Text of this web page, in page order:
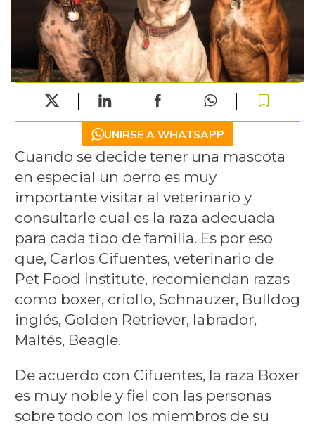
UNIRSE A WHATSAPP
Cuando se decide tener una mascota
en especial un perro es muy
importante visitar al veterinario y
consultarle cual es la raza adecuada
para cada tipo de familia. Es por eso
que, Carlos Cifuentes, veterinario de
Pet Food Institute, recomiendan razas
como boxer, criollo, Schnauzer, Bulldog
inglés, Golden Retriever, labrador,
Maltés, Beagle.
De acuerdo con Cifuentes, la raza Boxer
es muy noble y fiel con las personas
sobre todo con los miembros de su